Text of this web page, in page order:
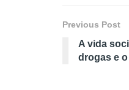
Previous Post
A vida
drogas e